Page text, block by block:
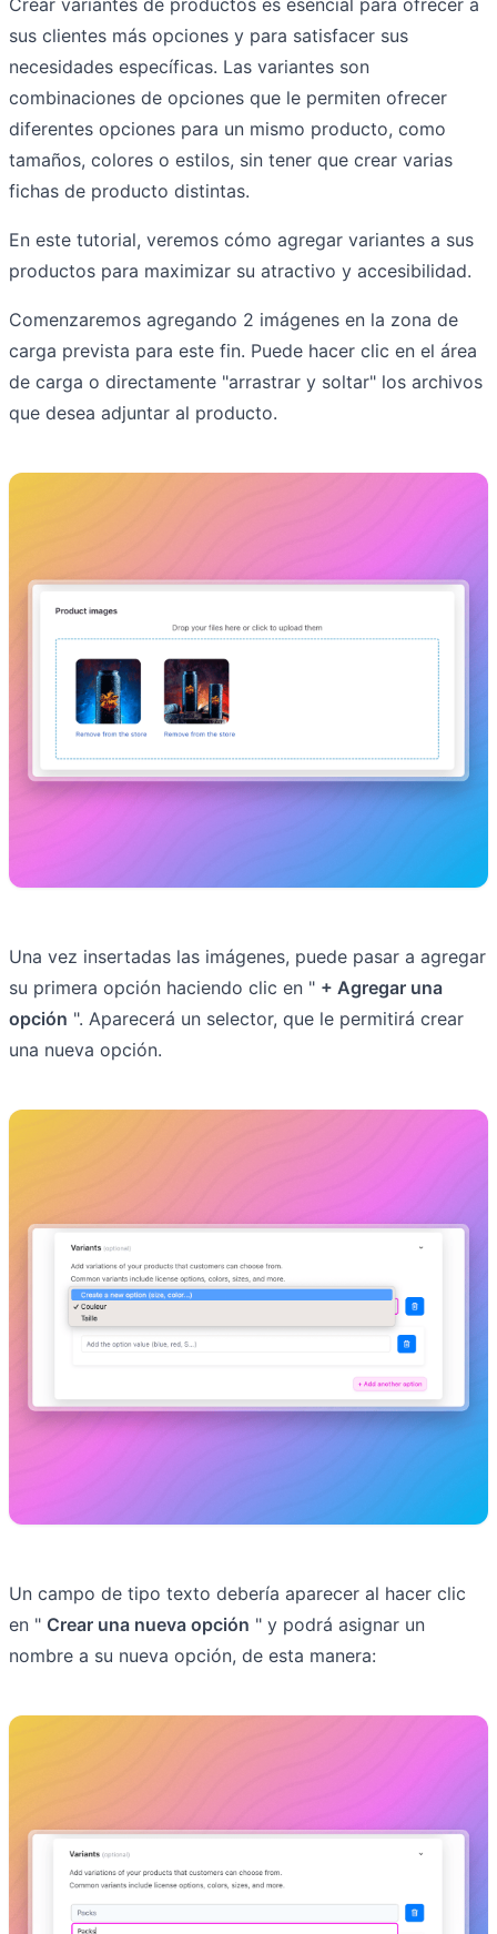
Crear variantes de productos es esencial para ofrecer a
sus clientes más opciones y para satisfacer sus
necesidades específicas. Las variantes son
combinaciones de opciones que le permiten ofrecer
diferentes opciones para un mismo producto, como
tamaños, colores o estilos, sin tener que crear varias
fichas de producto distintas.
En este tutorial, veremos cómo agregar variantes a sus
productos para maximizar su atractivo y accesibilidad.
Comenzaremos agregando 2 imágenes en la zona de
carga prevista para este fin. Puede hacer clic en el área
de carga o directamente "arrastrar y soltar" los archivos
que desea adjuntar al producto.
Una vez insertadas las imágenes, puede pasar a agregar
su primera opción haciendo clic en " + Agregar una
opción ". Aparecerá un selector, que le permitirá crear
una nueva opción.
Un campo de tipo texto debería aparecer al hacer clic
en " Crear una nueva opción " y podrá asignar un
nombre a su nueva opción, de esta manera: